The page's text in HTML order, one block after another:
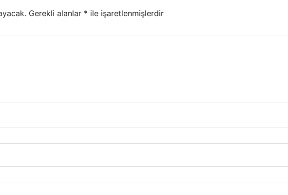
Gerekli alanlar * ile işaretlenmişlerdir